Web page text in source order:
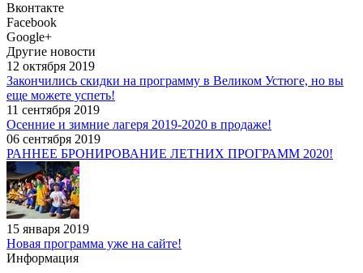
Вконтакте
Facebook
Google+
Другие новости
12 октября 2019
Закончились скидки на программу в Великом Устюге, но вы
еще можете успеть!
11 сентября 2019
Осенние и зимние лагеря 2019-2020 в продаже!
06 сентября 2019
РАННЕЕ БРОНИРОВАНИЕ ЛЕТНИХ ПРОГРАММ 2020!
15 января 2019
Новая программа уже на сайте!
Информация